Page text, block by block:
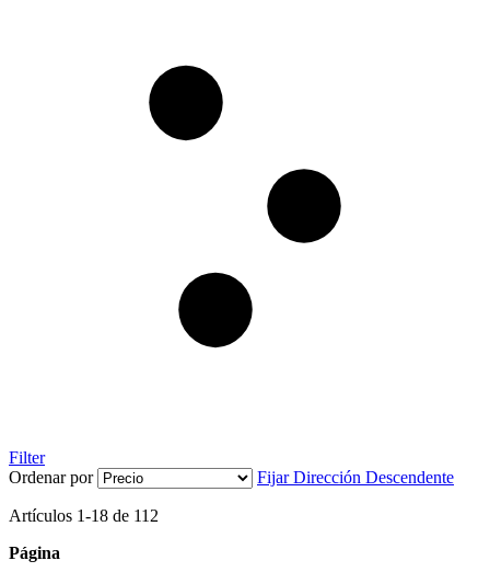
Filter
Ordenar por
Fijar Dirección Descendente
Artículos 1-18 de 112
Página